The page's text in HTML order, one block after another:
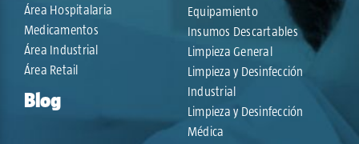
Área Hospitalaria
Medicamentos
Área Industrial
Área Retail
Blog
Equipamiento
Insumos Descartables
Limpieza General
Limpieza y Desinfección
Industrial
Limpieza y Desinfección
Médica